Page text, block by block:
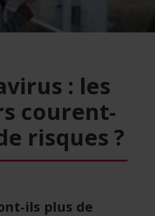
: les
courent-
risques ?
ils plus de